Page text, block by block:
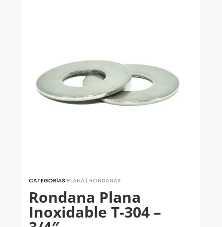
CATEGORÍAS:PLANA |RONDANAS
Rondana Plana
Inoxidable T-304 –